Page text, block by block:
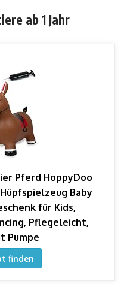
ab 1 Jahr
Pferd HoppyDoo
Baby
für Kids,
Pflegeleicht,
Pumpe
finden